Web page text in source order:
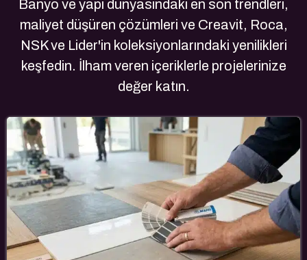
Banyo ve yapı dünyasındaki en son trendleri,
maliyet düşüren çözümleri ve Creavit, Roca,
NSK ve Lider'in koleksiyonlarındaki yenilikleri
keşfedin. İlham veren içeriklerle projelerinize
değer katın.